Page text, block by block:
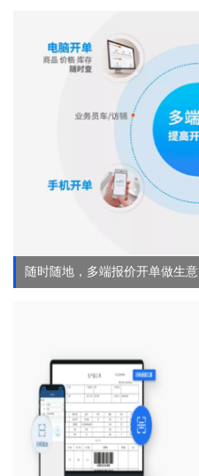
随时随地，多端报价开单做生意